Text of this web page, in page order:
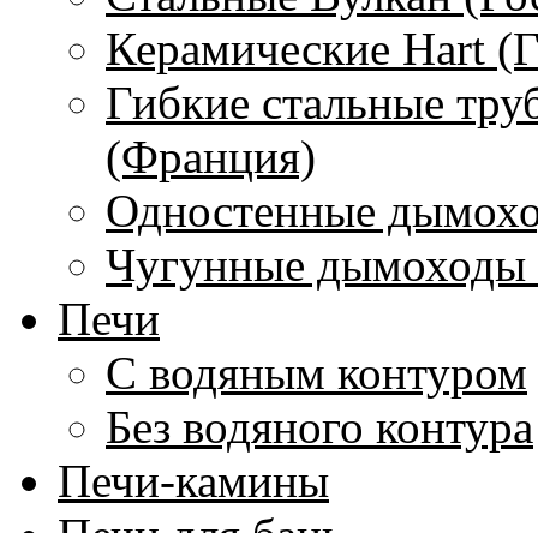
Керамические Hart
Гибкие стальные
(Франция)
Одностенные
Чугунные
Печи
С водяным контуром
Без водяного контура
Печи-камины